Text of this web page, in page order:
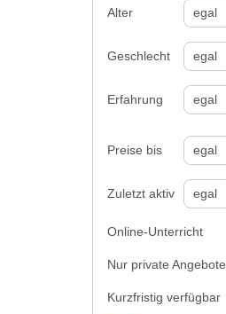
Alter
Geschlecht
Erfahrung
Preise bis
Zuletzt aktiv
Online-Unterricht
Nur private Angebote
Kurzfristig verfügbar